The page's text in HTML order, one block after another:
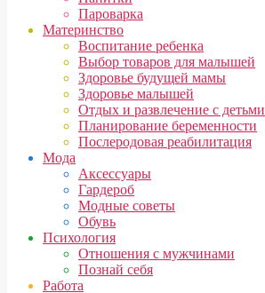
Пароварка
Материнство
Воспитание ребенка
Выбор товаров для малышей
Здоровье будущей мамы
Здоровье малышей
Отдых и развлечение с детьми
Планирование беременности
Послеродовая реабилитация
Мода
Аксессуары
Гардероб
Модные советы
Обувь
Психология
Отношения с мужчинами
Познай себя
Работа